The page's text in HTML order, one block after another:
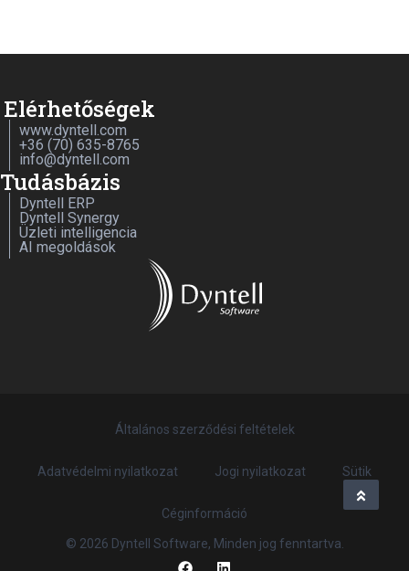
Elérhetőségek
www.dyntell.com
+36 (70) 635-8765
info@dyntell.com
Tudásbázis
Dyntell ERP
Dyntell Synergy
Üzleti intelligencia
AI megoldások
Általános szerződési feltételek
Adatvédelmi nyilatkozat Jogi nyilatkozat Sütik
Céginformáció
© 2026 Dyntell Software, Minden jog fenntartva.